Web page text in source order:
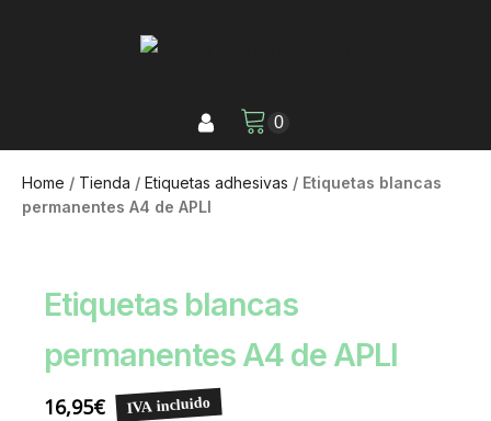
Home / Tienda / Etiquetas adhesivas / Etiquetas blancas
permanentes A4 de APLI
Etiquetas blancas
permanentes A4 de APLI
16,95€ IVA incluido